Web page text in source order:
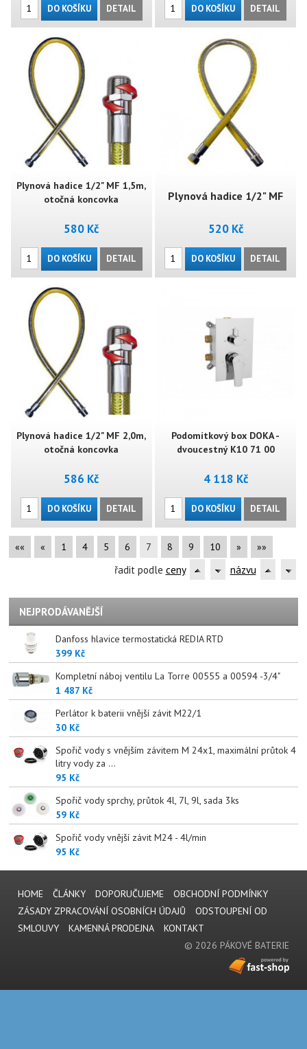
DO KOŠÍKU DETAIL DO KOŠÍKU DETAIL
Plynová hadice 1/2" MF 1,5m,
otočná koncovka
580 Kč
DO KOŠÍKU DETAIL
Plynová hadice 1/2" MF
2,0m (ŠM)
520 Kč
DO KOŠÍKU DETAIL
Plynová hadice 1/2" MF 2,0m,
otočná koncovka
586 Kč
DO KOŠÍKU DETAIL
Podomítkový box DOKA -
dvoucestný K10 71 00
4 118 Kč
DO KOŠÍKU DETAIL
«« « 1 4 5 6 7 8 9 10 » »»
řadit podle ceny názvu
NEJPRODÁVANĚJŠÍ
Danfoss hlavice termostatická REDIA RTD
399 Kč
Kompletní náboj ventilu La Torre 00555 a 00594 -3/4"
1 487 Kč
Perlátor k baterii vnější závit M22/1
30 Kč
Spořič vody s vnějším závitem M 24x1, maximální průtok 4
litry vody za ...
95 Kč
Spořič vody sprchy, průtok 4l, 7l, 9l, sada 3ks
59 Kč
Spořič vody vnější závit M24 - 4l/min
95 Kč
HOME ČLÁNKY DOPORUČUJEME
OBCHODNÍ PODMÍNKY
ZÁSADY ZPRACOVÁNÍ OSOBNÍCH ÚDAJŮ
ODSTOUPENÍ OD
SMLOUVY
KAMENNÁ PRODEJNA
KONTAKT
© 2026 PÁKOVÉ BATERIE